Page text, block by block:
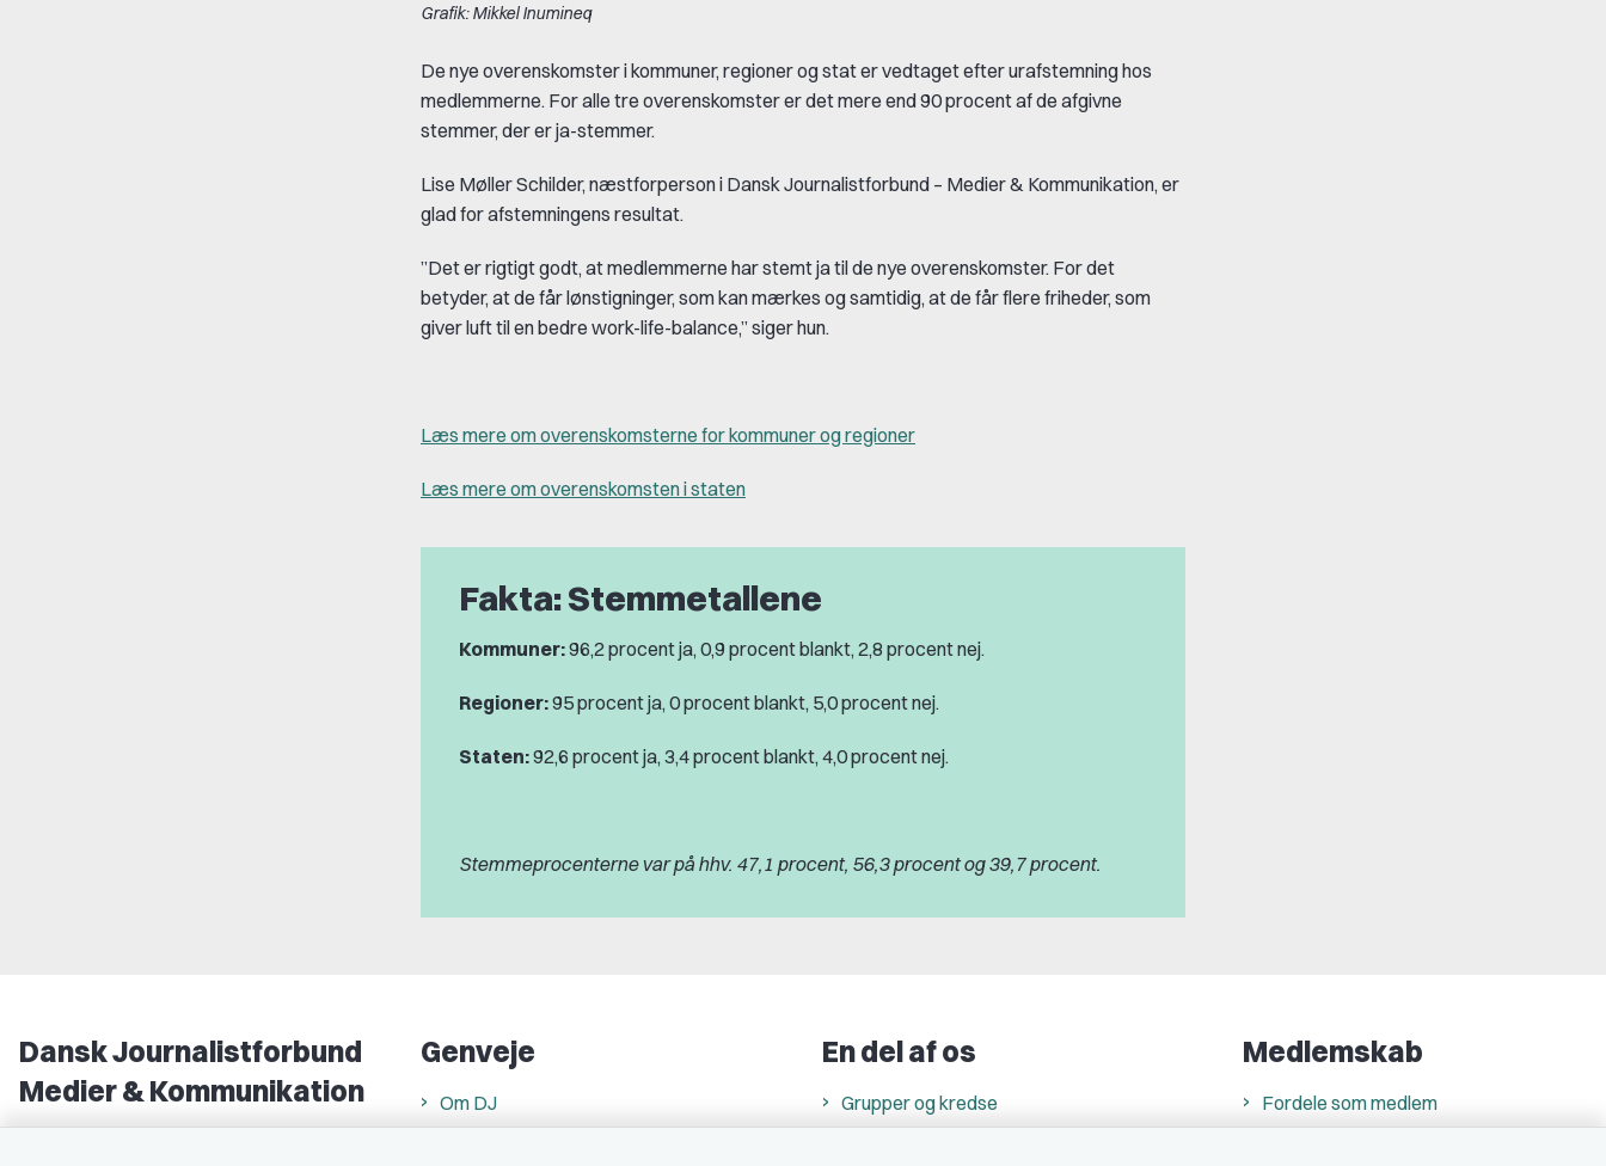
Grafik: Mikkel Inumineq
De nye overenskomster i kommuner, regioner og stat er vedtaget efter urafstemning hos
medlemmerne. For alle tre overenskomster er det mere end 90 procent af de afgivne
stemmer, der er ja-stemmer.
Lise Møller Schilder, næstforperson i Dansk Journalistforbund – Medier & Kommunikation, er
glad for afstemningens resultat.
”Det er rigtigt godt, at medlemmerne har stemt ja til de nye overenskomster. For det
betyder, at de får lønstigninger, som kan mærkes og samtidig, at de får flere friheder, som
giver luft til en bedre work-life-balance,” siger hun.
Læs mere om overenskomsterne for kommuner og regioner
Læs mere om overenskomsten i staten
Fakta: Stemmetallene
Kommuner:96,2 procent ja, 0,9 procent blankt, 2,8 procent nej.
Regioner:95 procent ja, 0 procent blankt, 5,0 procent nej.
Staten:92,6 procent ja, 3,4 procent blankt, 4,0 procent nej.
Stemmeprocenterne var på hhv. 47,1 procent, 56,3 procent og 39,7 procent.
Dansk Journalistforbund
Medier & Kommunikation
Genveje
Om DJ
En del af os
Grupper og kredse
Medlemskab
Fordele som medlem